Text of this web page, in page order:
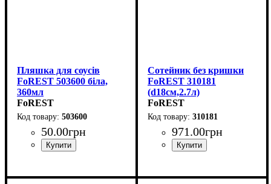
Пляшка для соусів
FoREST 503600 біла,
360мл
FoREST
503600
50.00грн
Сотейник без кришки
FoREST 310181
(d18см,2.7л)
FoREST
310181
971.00грн